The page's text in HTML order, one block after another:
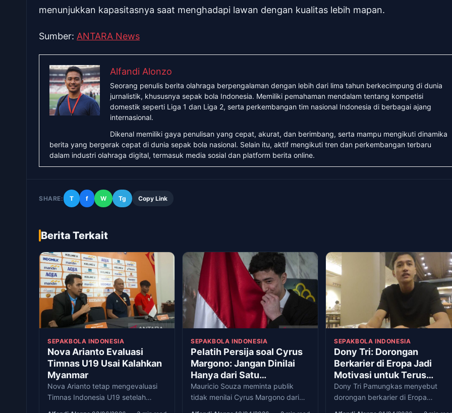
menunjukkan kapasitasnya saat menghadapi lawan dengan kualitas lebih mapan.
Sumber: ANTARA News
Alfandi Alonzo
Seorang penulis berita olahraga berpengalaman dengan lebih dari lima tahun berkecimpung di dunia
jurnalistik, khususnya sepak bola Indonesia. Memiliki pemahaman mendalam tentang kompetisi
domestik seperti Liga 1 dan Liga 2, serta perkembangan tim nasional Indonesia di berbagai ajang
internasional.
Dikenal memiliki gaya penulisan yang cepat, akurat, dan berimbang, serta mampu mengikuti dinamika
berita yang bergerak cepat di dunia sepak bola nasional. Selain itu, aktif mengikuti tren dan perkembangan terbaru
dalam industri olahraga digital, termasuk media sosial dan platform berita online.
SHARE: T f W Tg Copy Link
Berita Terkait
SEPAKBOLA INDONESIA
Nova Arianto Evaluasi
Timnas U19 Usai Kalahkan
Myanmar
Nova Arianto tetap mengevaluasi
Timnas Indonesia U19 setelah
SEPAKBOLA INDONESIA
Pelatih Persija soal Cyrus
Margono: Jangan Dinilai
Hanya dari Satu
Pertandingan
Mauricio Souza meminta publik
tidak menilai Cyrus Margono dari
SEPAKBOLA INDONESIA
Dony Tri: Dorongan
Berkarier di Eropa Jadi
Motivasi untuk Terus
Berkembang
Dony Tri Pamungkas menyebut
dorongan berkarier di Eropa